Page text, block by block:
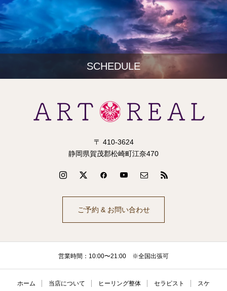
SCHEDULE
〒 410-3624
静岡県賀茂郡松崎町江奈470
ご予約 & お問い合わせ
営業時間：10:00〜21:00 ※全国出張可
ホーム 当店について ヒーリング整体 セラピスト スケ